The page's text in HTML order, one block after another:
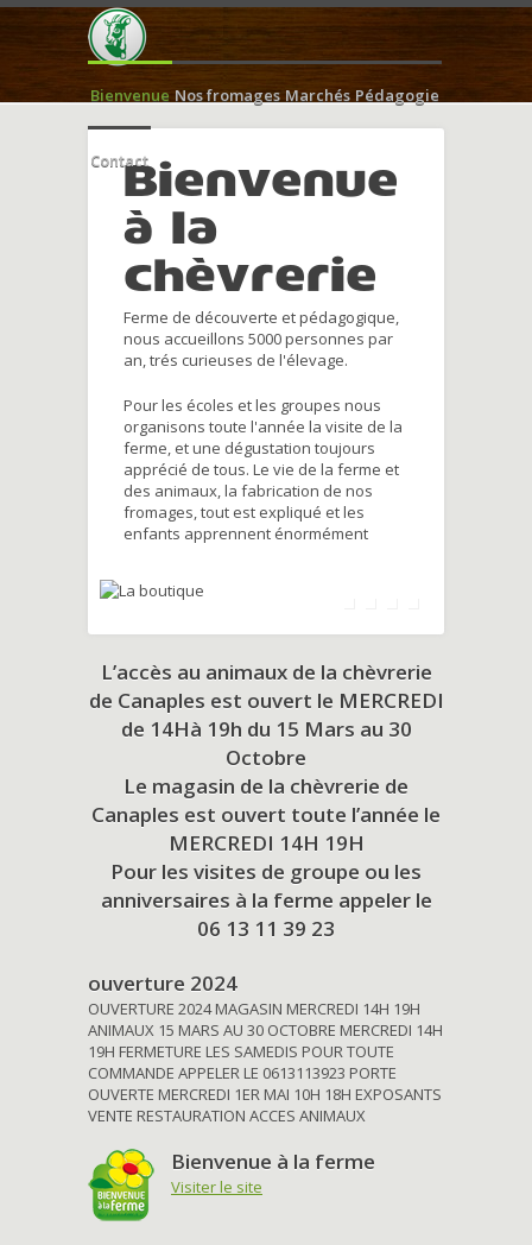
Bienvenue Nos fromages Marchés Pédagogie
ContactBienvenue
à la
chèvrerie
Ferme de découverte et pédagogique,
nous accueillons 5000 personnes par
an, trés curieuses de l'élevage.
Pour les écoles et les groupes nous
organisons toute l'année la visite de la
ferme, et une dégustation toujours
apprécié de tous. Le vie de la ferme et
des animaux, la fabrication de nos
fromages, tout est expliqué et les
enfants apprennent énormément
L’accès au animaux de la chèvrerie
de Canaples est ouvert le MERCREDI
de 14Hà 19h du 15 Mars au 30
Octobre
Le magasin de la chèvrerie de
Canaples est ouvert toute l’année le
MERCREDI 14H 19H
Pour les visites de groupe ou les
anniversaires à la ferme appeler le
06 13 11 39 23
ouverture 2024
OUVERTURE 2024 MAGASIN MERCREDI 14H 19H
ANIMAUX 15 MARS AU 30 OCTOBRE MERCREDI 14H
19H FERMETURE LES SAMEDIS POUR TOUTE
COMMANDE APPELER LE 0613113923 PORTE
OUVERTE MERCREDI 1ER MAI 10H 18H EXPOSANTS
VENTE RESTAURATION ACCES ANIMAUX
Bienvenue à la ferme
Visiter le site